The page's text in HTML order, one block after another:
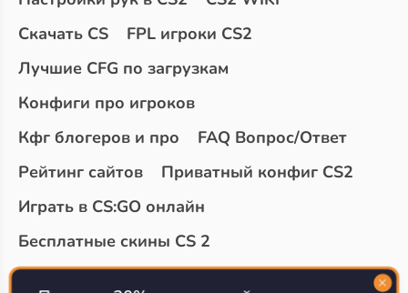
Скачать CS
FPL игроки CS2
Лучшие CFG по загрузкам
Конфиги про игроков
Кфг блогеров и про
FAQ Вопрос/Ответ
Рейтинг сайтов
Приватный конфиг CS2
Играть в CS:GO онлайн
Бесплатные скины CS 2
Топ сайтов с халявой КС 2
О проекте